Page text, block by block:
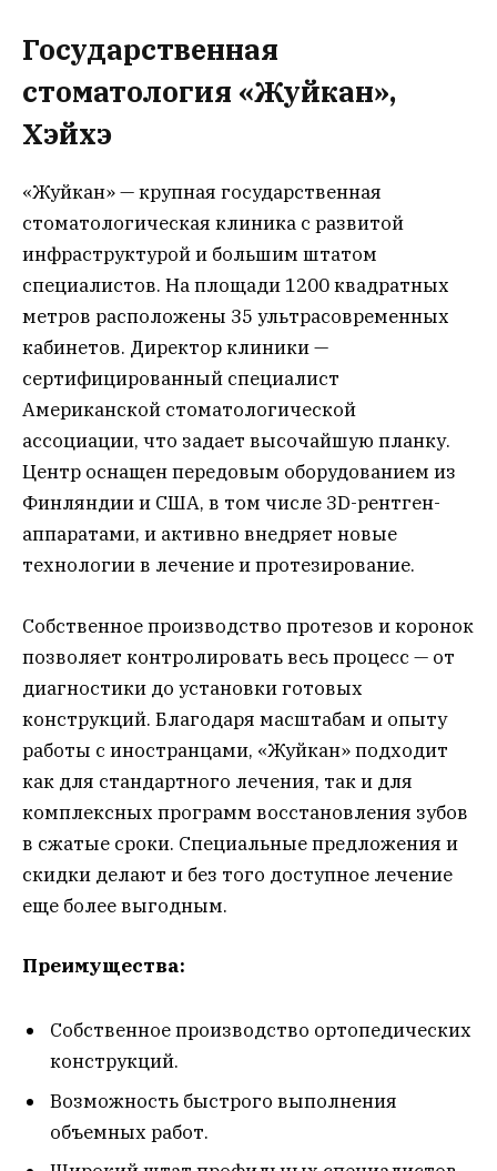
Государственная
стоматология «Жуйкан»,
Хэйхэ
«Жуйкан» — крупная государственная
стоматологическая клиника с развитой
инфраструктурой и большим штатом
специалистов. На площади 1200 квадратных
метров расположены 35 ультрасовременных
кабинетов. Директор клиники —
сертифицированный специалист
Американской стоматологической
ассоциации, что задает высочайшую планку.
Центр оснащен передовым оборудованием из
Финляндии и США, в том числе 3D-рентген-
аппаратами, и активно внедряет новые
технологии в лечение и протезирование.
Собственное производство протезов и коронок
позволяет контролировать весь процесс — от
диагностики до установки готовых
конструкций. Благодаря масштабам и опыту
работы с иностранцами, «Жуйкан» подходит
как для стандартного лечения, так и для
комплексных программ восстановления зубов
в сжатые сроки. Специальные предложения и
скидки делают и без того доступное лечение
еще более выгодным.
Преимущества:
Собственное производство ортопедических
конструкций.
Возможность быстрого выполнения
объемных работ.